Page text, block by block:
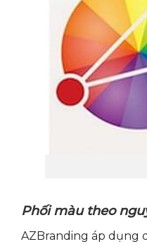
Phối màu theo
AZBranding áp dụng